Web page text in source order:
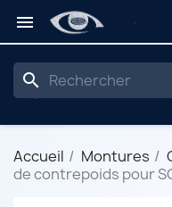

search
Accueil Montures
de contrepoids pour